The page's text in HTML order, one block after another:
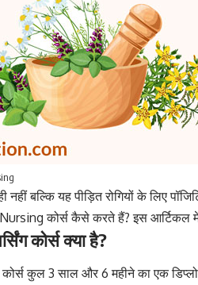
नहीं बल्कि यह पीड़ित रोगियों के लिए
कोर्स कैसे करते हैं? इस आर्टिकल में
कोर्स क्या है?
कोर्स कुल 3 साल और 6 महीने का एक